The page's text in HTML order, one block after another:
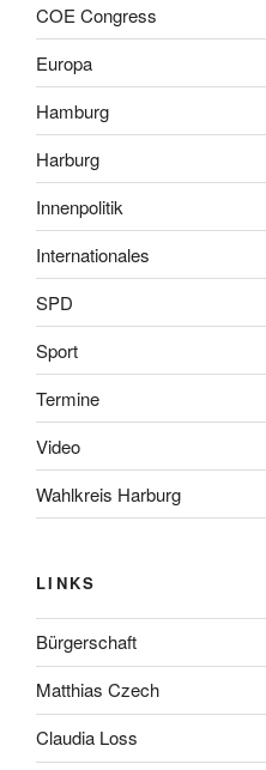
COE Congress
Europa
Hamburg
Harburg
Innenpolitik
Internationales
SPD
Sport
Termine
Video
Wahlkreis Harburg
LINKS
Bürgerschaft
Matthias Czech
Claudia Loss